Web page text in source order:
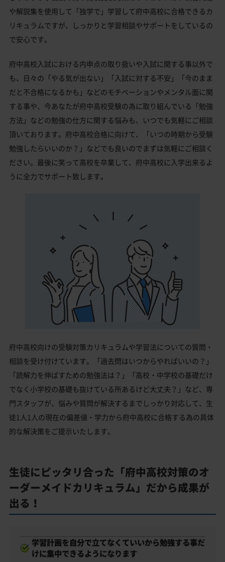
や解説集を使用して「独学で」学習して府中高校に合格できるカ
リキュラムですが、しっかりと学習相談やサポートをしているの
で安心です。
府中高校入試における内申点の取り扱いや入試に関する事以外で
も、日々の「やる気が出ない」「入試に対する不安」「今のまま
だと不合格になるかも」などのモチベーションやメンタル面に関
する事や、今あなたが府中高校受験の為に取り組んでいる「勉強
方法」などの勉強の仕方に関する悩みも、いつでも気軽にご相談
頂いております。府中高校合格に向けて、「いつの時期から受験
勉強したらいいのか？」などでも良いのでまずは気軽にご相談く
ださい。最後に笑って高校を卒業して、府中高校に入学出来るよ
うに全力でサポート致します。
府中高校向けの受験対策カリキュラムや学習法についての質問・
相談を受け付けています。「過去問はいつからやればいいの？」
「読解力を伸ばすための勉強法は？」「高校・中学校の基礎だけ
でなく小学校の基礎も抜けている所あるけど大丈夫？」など、専
門スタッフが、悩みや質問が解決するまでしっかり対応して、生
徒1人1人の現在の偏差値・学力から府中高校に合格する為の具体
的な解決策をご提示いたします。
生徒にピッタリ合った「府中高校対策のオ
ーダーメイドカリキュラム」だから成果が
出る！
学習計画を自分で立てなくていいから勉強する事だ
けに集中できるようになります